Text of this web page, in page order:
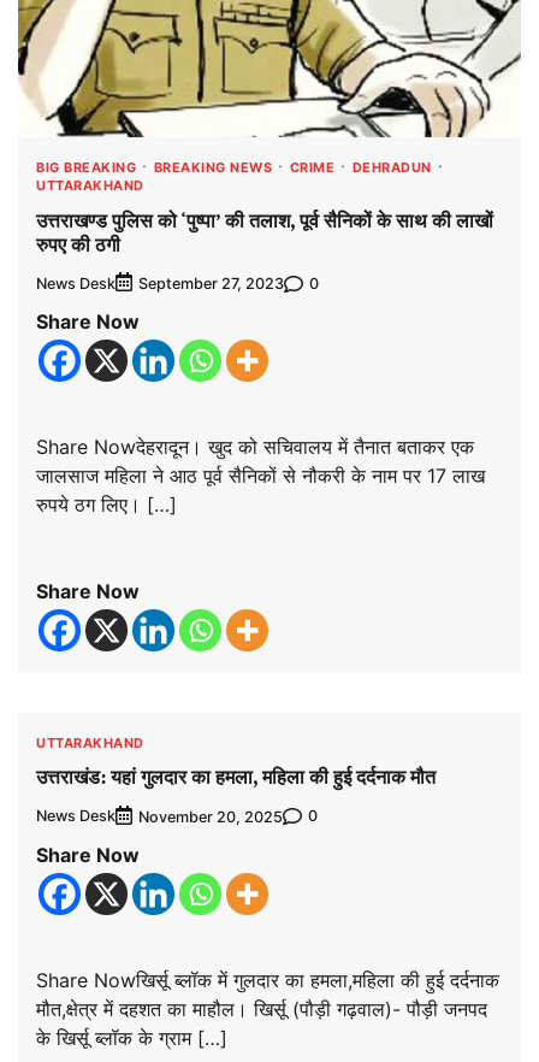
BIG BREAKING BREAKING NEWS CRIME
DEHRADUN
UTTARAKHAND
उत्तराखण्ड पुलिस को ‘पुष्पा’ की तलाश, पूर्व सैनिकों के साथ की लाखों
रुपए की ठगी
News Desk September 27, 2023 0
Share Now
Share Nowदेहरादून। खुद को सचिवालय में तैनात बताकर एक
जालसाज महिला ने आठ पूर्व सैनिकों से नौकरी के नाम पर 17 लाख
रुपये ठग लिए। […]
Share Now
UTTARAKHAND
उत्तराखंड: यहां गुलदार का हमला, महिला की हुई दर्दनाक मौत
News Desk November 20, 2025 0
Share Now
Share Nowखिर्सू ब्लॉक में गुलदार का हमला,महिला की हुई दर्दनाक
मौत,क्षेत्र में दहशत का माहौल। खिर्सू (पौड़ी गढ़वाल)- पौड़ी जनपद
के खिर्सू ब्लॉक के ग्राम […]